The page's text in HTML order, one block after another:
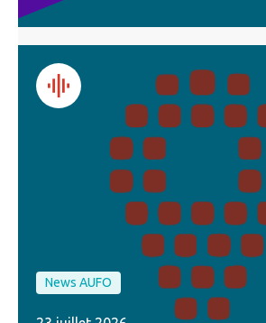
News AUFO